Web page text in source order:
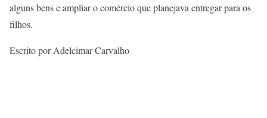
alguns bens e ampliar o comércio que planejava entregar para os
filhos.
Escrito por Adelcimar Carvalho